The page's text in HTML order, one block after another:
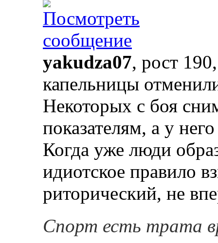
yakudza07, рост
капельницы
Некоторых с боя
показателям, а у
Когда уже люди
идиотское правило
риторический, не
Спорт есть трата